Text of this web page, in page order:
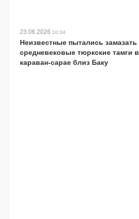
23.06.2026 10:34
Неизвестные пытались замазать
средневековые тюркские тамги в
караван-сарае близ Баку